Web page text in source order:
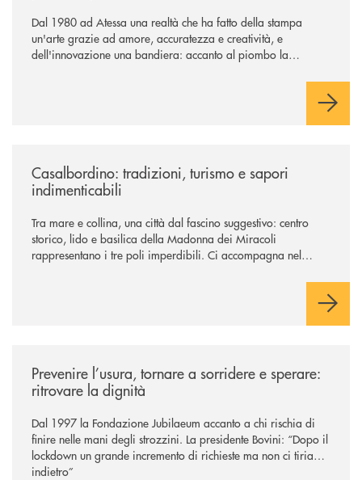
Dal 1980 ad Atessa una realtà che ha fatto della stampa
un'arte grazie ad amore, accuratezza e creatività, e
dell'innovazione una bandiera: accanto al piombo la
Casalbordino: tradizioni, turismo e sapori
indimenticabili
Tra mare e collina, una città dal fascino suggestivo: centro
storico, lido e basilica della Madonna dei Miracoli
rappresentano i tre poli imperdibili. Ci accompagna nel
Prevenire l’usura, tornare a sorridere e sperare:
ritrovare la dignità
Dal 1997 la Fondazione Jubilaeum accanto a chi rischia di
finire nelle mani degli strozzini. La presidente Bovini: “Dopo il
lockdown un grande incremento di richieste ma non ci tiriamo
indietro”